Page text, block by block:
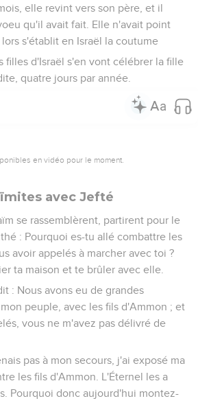
elle revint vers son père, et il
qu'il avait fait. Elle n'avait point
s'établit en Israël la coutume
filles d'Israël s'en vont célébrer la fille
quatre jours par année.
en vidéo pour le moment.
avec Jefté
se rassemblèrent, partirent pour le
: Pourquoi es-tu allé combattre les
avoir appelés à marcher avec toi ?
ta maison et te brûler avec elle.
: Nous avons eu de grandes
peuple, avec les fils d'Ammon ; et
vous ne m'avez pas délivré de
pas à mon secours, j'ai exposé ma
les fils d'Ammon. L'Éternel les a
Pourquoi donc aujourd'hui montez-